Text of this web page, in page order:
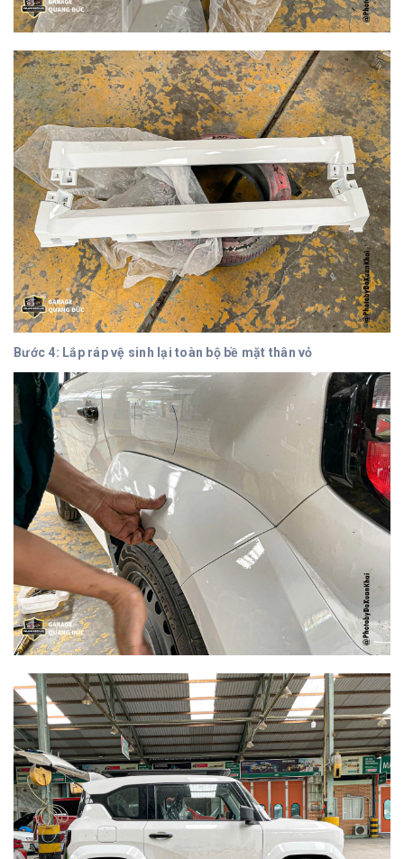
Bước 4: Lắp ráp vệ sinh lại toàn bộ bề mặt thân vỏ